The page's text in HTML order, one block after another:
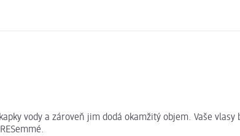
vody a zároveň jim dodá okamžitý objem. Vaše